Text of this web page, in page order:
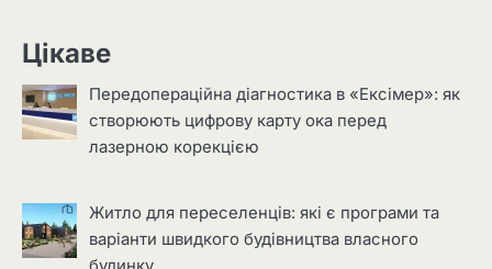
Цікаве
Передопераційна діагностика в «Ексімер»: як
створюють цифрову карту ока перед
лазерною корекцією
Житло для переселенців: які є програми та
варіанти швидкого будівництва власного